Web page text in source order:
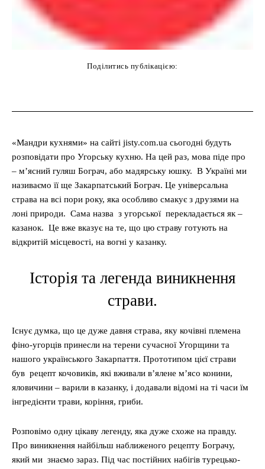
Поділитись публікацією:
«Мандри кухнями» на сайті jisty.com.ua сьогодні будуть
розповідати про Угорську кухню. На цей раз, мова піде про
– м’ясний гуляш Бограч, або мадярську юшку. В Україні ми
називаємо її ще Закарпатський Бограч. Це універсальна
страва на всі пори року, яка особливо смакує з друзями на
лоні природи. Сама назва з угорської перекладається як –
казанок. Це вже вказує на те, що цю страву готують на
відкритій місцевості, на вогні у казанку.
Історія та легенда виникнення
страви.
Існує думка, що це дуже давня страва, яку кочівні племена
фіно-угорців принесли на терени сучасної Угорщини та
нашого українського Закарпаття. Прототипом цієї страви
був рецепт кочовиків, які вживали в’ялене м’ясо конини,
яловичини – варили в казанку, і додавали відомі на ті часи їм
інгредієнти трави, коріння, гриби.
Розповімо одну цікаву легенду, яка дуже схоже на правду.
Про виникнення найбільш наближеного рецепту Бограчу,
який ми знаємо зараз. Під час постійних набігів турецько-